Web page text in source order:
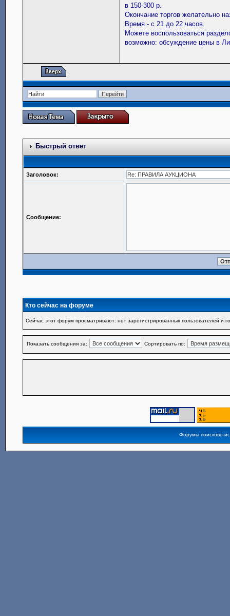
в 150-300 р.
Окончание торгов желательно
Время - с 21 до 22 часов.
Можете воспользоваться
возможно: обсуждение цены в
Быстрый ответ
Заголовок:
Сообщение:
Кто сейчас на форуме
Сейчас этот форум просматривают: нет зарегистрированных пользователей и
Показать сообщения за: Сортировать по:
Форумы поисково-